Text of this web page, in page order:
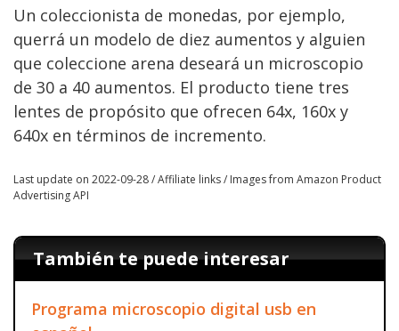
Un coleccionista de monedas, por ejemplo,
querrá un modelo de diez aumentos y alguien
que coleccione arena deseará un microscopio
de 30 a 40 aumentos. El producto tiene tres
lentes de propósito que ofrecen 64x, 160x y
640x en términos de incremento.
Last update on 2022-09-28 / Affiliate links / Images from Amazon Product
Advertising API
También te puede interesar
Programa microscopio digital usb en